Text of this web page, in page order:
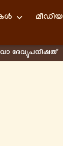
മീഡിയ
ദേവ്യുപനിഷത്